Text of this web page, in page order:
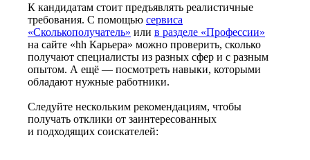
К кандидатам стоит предъявлять реалистичные
требования. С помощью сервиса
«Сколькополучатель» или в разделе «Профессии»
на сайте «hh Карьера» можно проверить, сколько
получают специалисты из разных сфер и с разным
опытом. А ещё — посмотреть навыки, которыми
обладают нужные работники.
Следуйте нескольким рекомендациям, чтобы
получать отклики от заинтересованных
и подходящих соискателей: